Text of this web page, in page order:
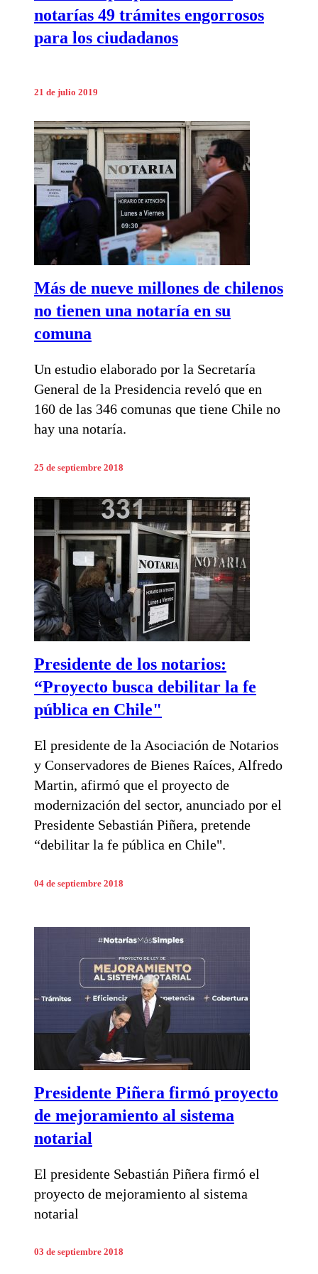
notarías 49 trámites engorrosos
para los ciudadanos
21 de julio 2019
Más de nueve millones de chilenos
no tienen una notaría en su
comuna
Un estudio elaborado por la Secretaría
General de la Presidencia reveló que en
160 de las 346 comunas que tiene Chile no
hay una notaría.
25 de septiembre 2018
Presidente de los notarios:
“Proyecto busca debilitar la fe
pública en Chile"
El presidente de la Asociación de Notarios
y Conservadores de Bienes Raíces, Alfredo
Martin, afirmó que el proyecto de
modernización del sector, anunciado por el
Presidente Sebastián Piñera, pretende
“debilitar la fe pública en Chile".
04 de septiembre 2018
Presidente Piñera firmó proyecto
de mejoramiento al sistema
notarial
El presidente Sebastián Piñera firmó el
proyecto de mejoramiento al sistema
notarial
03 de septiembre 2018